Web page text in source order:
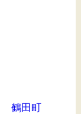
鶴田町